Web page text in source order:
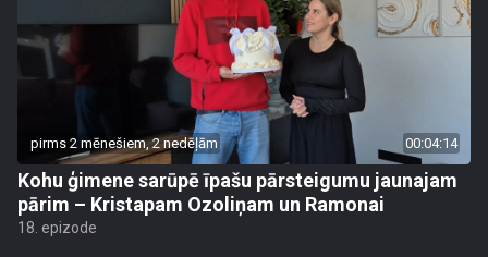
pirms 2 mēnešiem, 2 nedēļām 00:04:14
Kohu ģimene sarūpē īpašu pārsteigumu jaunajam
pārim – Kristapam Ozoliņam un Ramonai
18. epizode